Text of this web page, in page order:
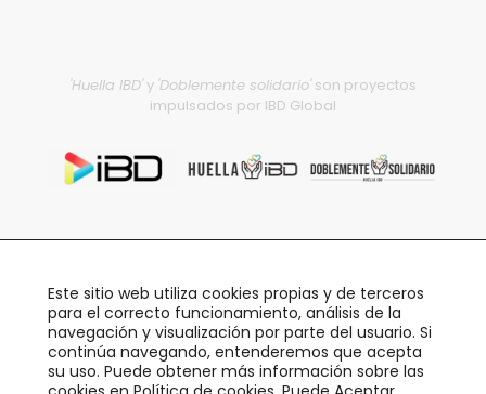
'Huella IBD'y 'Doblemente solidario'son proyectos
impulsados por IBD Global
©2026 Todos los derechos reservados · Desarrollado
Este sitio web utiliza cookies propias y de terceros
para el correcto funcionamiento, análisis de la
navegación y visualización por parte del usuario. Si
continúa navegando, entenderemos que acepta
su uso. Puede obtener más información sobre las